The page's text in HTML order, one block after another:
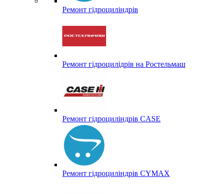
Ремонт гідроциліндрів
Ремонт гідроцилідрів на Ростельмаш
Ремонт гідроциліндрів CASE
Ремонт гідроциліндрів CYMAX